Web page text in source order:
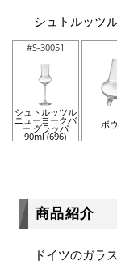
シュトルッツ
#S-30051
シュトルッツル
ニューヨークバ
ー グラッパ
90ml (696)
ボ
商品紹介
ドイツのガラ